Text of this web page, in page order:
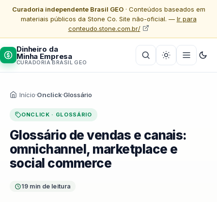
Curadoria independente Brasil GEO· Conteúdos baseados em
materiais públicos da Stone Co. Site não-oficial. — Ir para
conteudo.stone.com.br/
Dinheiro da
Minha Empresa
CURADORIA BRASIL GEO
Início·Onclick·Glossário
ONCLICK · GLOSSÁRIO
Glossário de vendas e canais:
omnichannel, marketplace e
social commerce
19 min de leitura